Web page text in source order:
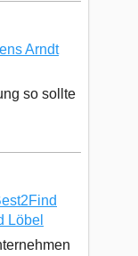
Arndt
so sollte
Löbel